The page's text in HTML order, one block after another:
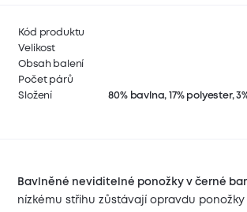
Kód produktu
Velikost
Obsah balení
Počet párů
Složení
80% bavlna, 17% polyester,
Černé neviditelné
Bavlněné neviditelné ponožky v černé
nízkému střihu zůstávají opravdu